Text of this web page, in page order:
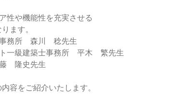
性や機能性を充実させる
ます。
務所 森川 稔先生
一級建築士事務所 平木 繁先生
隆史先生
容をご紹介いたします。